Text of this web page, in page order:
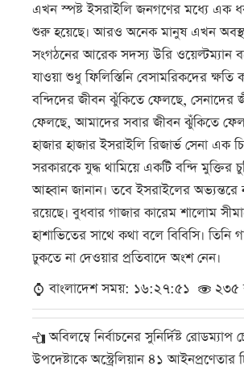
এখন স্পষ্ট ইসরাইলি জনগণের মধ্যে এক
শুরু হয়েছে। আরও অনেক মানুষ এখন
সংগঠনের আরেক সদস্য উরি ওয়েল্টম্যান
যাওয়া শুধু ফিলিস্তিনি বেসামরিকদের ক্ষতি
বন্দিদের জীবন ঝুঁকিতে ফেলছে, সেনাদের
ফেলছে, আমাদের সবার জীবন ঝুঁকিতে
হাজার হাজার ইসরাইলি রিজার্ভ সেনা এক
সরকারকে যুদ্ধ থামিয়ে একটি বন্দি মুক্তির
আহ্বান জানান। তবে ইসরাইলের অভ্যন্তরে
রয়েছে। বুধবার গাজার কারেম শালোম
হাশাভিতের সাথে কথা বলে বিবিসি। তিনি
ঢুকতে না দেওয়ার প্রতিবাদে অংশ নেন।
বাংলাদেশ সময়: ১৬:২৭:৫১
২৩৫
অবিলম্বে নির্বাচনের সুনির্দিষ্ট রোডম্যাপ
উপদেষ্টাকে অস্ট্রেলিয়ান ৪১ আইনপ্রণেতার